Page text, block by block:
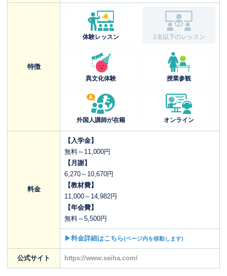
特徴
体験レッスン 2名以下のレッスン
異文化体験 授業参観
外国人講師が在籍 オンライン
料金
【入学金】
無料～11,000円
【月謝】
6,270～10,670円
【教材費】
11,000～14,982円
【年会費】
無料～5,500円
▶料金詳細はこちら(ページ内を移動します)
公式サイト https://www.seiha.com/